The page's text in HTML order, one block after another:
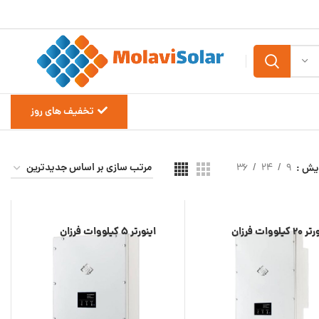
تخفیف های روز
9
24
36
فرزان اینورتر 5 کیلووات فرزان